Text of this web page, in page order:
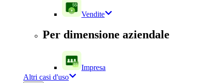
Vendite
Per dimensione aziendale
Impresa
Altri casi d'uso